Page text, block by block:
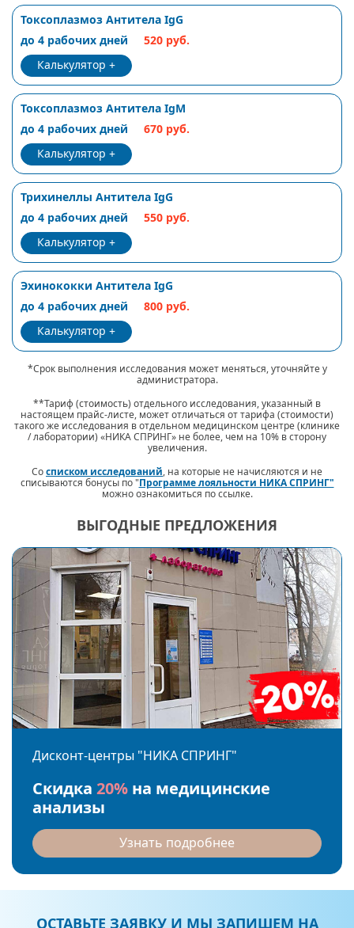
Токсоплазмоз Антитела IgG
до 4 рабочих дней
520 руб.
Калькулятор
Токсоплазмоз Антитела IgM
до 4 рабочих дней
670 руб.
Калькулятор
Трихинеллы Антитела IgG
до 4 рабочих дней
550 руб.
Калькулятор
Эхинококки Антитела IgG
до 4 рабочих дней
800 руб.
Калькулятор
*Срок выполнения исследования может меняться, уточняйте у
администратора.
**Тариф (стоимость) отдельного исследования, указанный в
настоящем прайс-листе, может отличаться от тарифа (стоимости)
такого же исследования в отдельном медицинском центре (клинике
/ лаборатории) «НИКА СПРИНГ» не более, чем на 10% в сторону
увеличения.
Сосписком исследований, на которые не начисляются и не
списываются бонусы по "Программе лояльности НИКА СПРИНГ"
можно ознакомиться по ссылке.
ВЫГОДНЫЕ ПРЕДЛОЖЕНИЯ
Дисконт-центры "НИКА СПРИНГ"
Скидка 20% на медицинские
анализы
Узнать подробнее
ОСТАВЬТЕ ЗАЯВКУ И МЫ ЗАПИШЕМ НА